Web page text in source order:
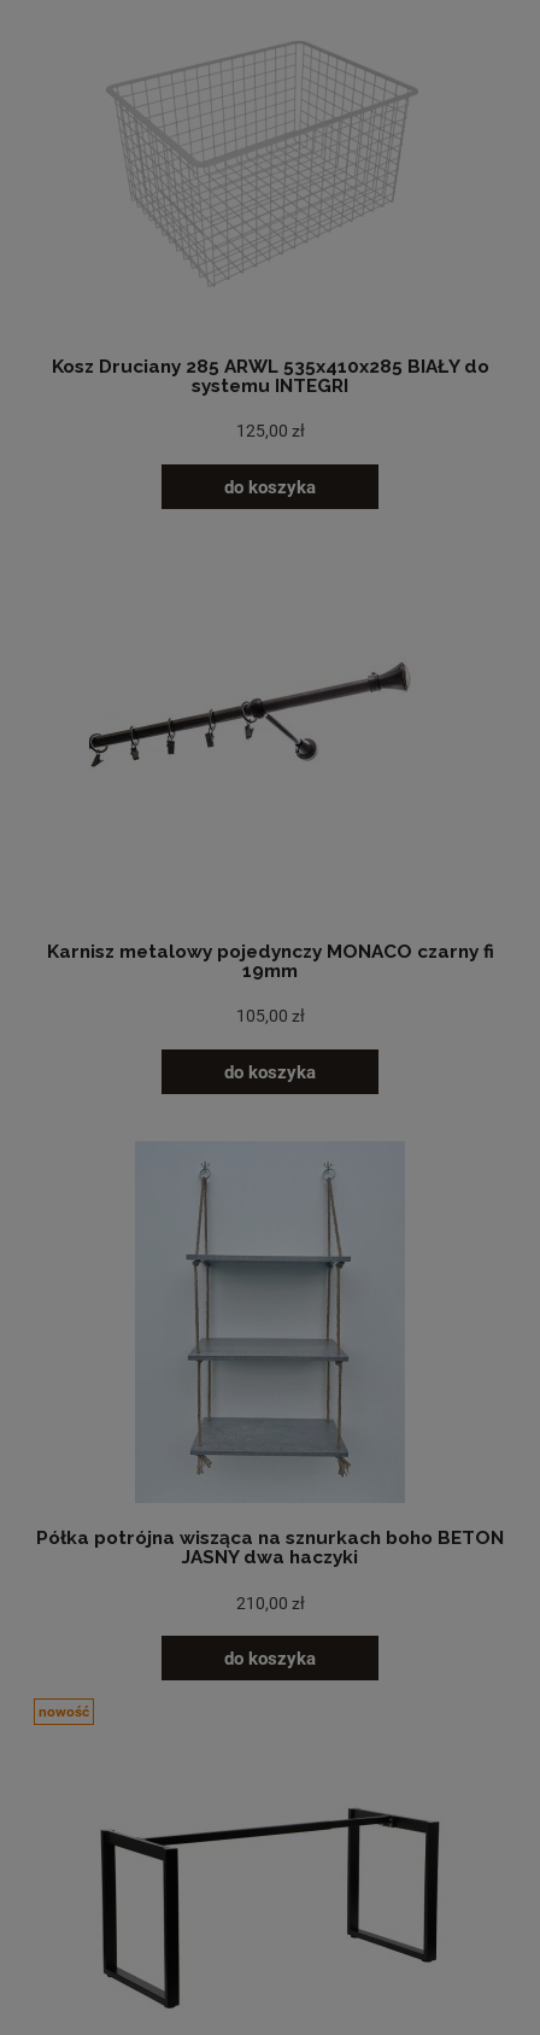
Kosz Druciany 285 ARWL 535x410x285 BIAŁY do
systemu INTEGRI
125,00 zł
do koszyka
Karnisz metalowy pojedynczy MONACO czarny fi
19mm
105,00 zł
do koszyka
Półka potrójna wisząca na sznurkach boho BETON
JASNY dwa haczyki
210,00 zł
do koszyka
nowość